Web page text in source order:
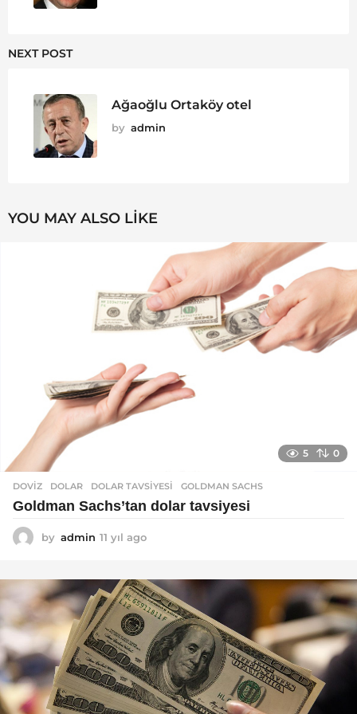
NEXT POST
Ağaoğlu Ortaköy otel
by admin
YOU MAY ALSO LIKE
5 0
DOVIZ DOLAR ,DOLAR TAVSIYESI ,GOLDMAN SACHS
Goldman Sachs’tan dolar tavsiyesi
by admin 11 yıl ago
ı
l
a
o